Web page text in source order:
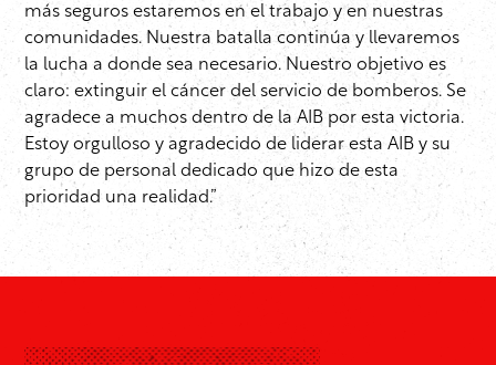
más seguros estaremos en el trabajo y en nuestras
comunidades. Nuestra batalla continúa y llevaremos
la lucha a donde sea necesario. Nuestro objetivo es
claro: extinguir el cáncer del servicio de bomberos. Se
agradece a muchos dentro de la AIB por esta victoria.
Estoy orgulloso y agradecido de liderar esta AIB y su
grupo de personal dedicado que hizo de esta
prioridad una realidad.”